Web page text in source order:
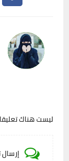
ليست هناك